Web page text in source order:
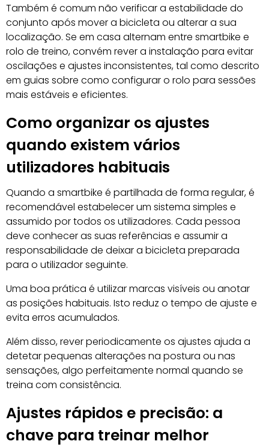
Também é comum não verificar a estabilidade do
conjunto após mover a bicicleta ou alterar a sua
localização. Se em casa alternam entre smartbike e
rolo de treino, convém rever a instalação para evitar
oscilações e ajustes inconsistentes, tal como descrito
em guias sobre como configurar o rolo para sessões
mais estáveis e eficientes.
Como organizar os ajustes
quando existem vários
utilizadores habituais
Quando a smartbike é partilhada de forma regular, é
recomendável estabelecer um sistema simples e
assumido por todos os utilizadores. Cada pessoa
deve conhecer as suas referências e assumir a
responsabilidade de deixar a bicicleta preparada
para o utilizador seguinte.
Uma boa prática é utilizar marcas visíveis ou anotar
as posições habituais. Isto reduz o tempo de ajuste e
evita erros acumulados.
Além disso, rever periodicamente os ajustes ajuda a
detetar pequenas alterações na postura ou nas
sensações, algo perfeitamente normal quando se
treina com consistência.
Ajustes rápidos e precisão: a
chave para treinar melhor